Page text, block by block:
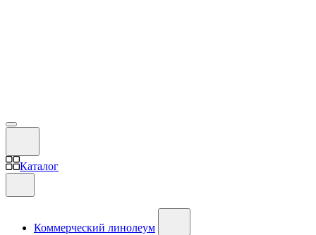
Каталог
Коммерческий линолеум